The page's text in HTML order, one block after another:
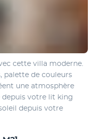
cette villa moderne.
palette de couleurs
une atmosphère
depuis votre lit king
depuis votre